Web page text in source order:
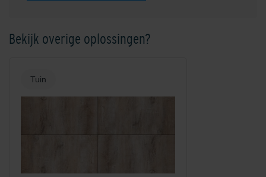
Bekijk overige oplossingen?
Tuin